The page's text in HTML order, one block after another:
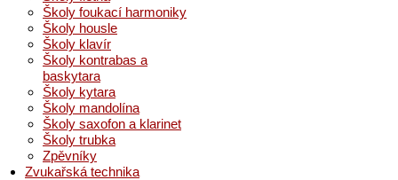
Školy foukací harmoniky
Školy housle
Školy klavír
Školy kontrabas a
baskytara
Školy kytara
Školy mandolína
Školy saxofon a klarinet
Školy trubka
Zpěvníky
Zvukařská technika